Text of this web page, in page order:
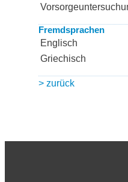
Fremdsprachen
Englisch
Griechisch
> zurück